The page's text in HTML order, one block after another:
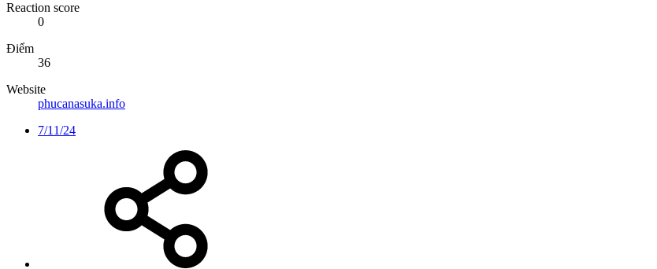
Reaction score
0
Điểm
36
Website
phucanasuka.info
7/11/24